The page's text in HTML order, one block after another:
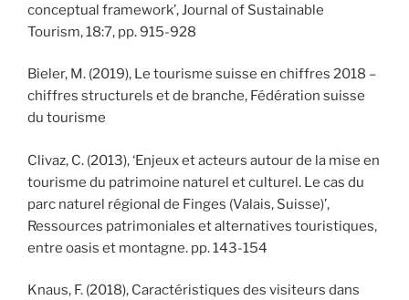
conceptual framework’, Journal of Sustainable
Tourism, 18:7, pp. 915-928
Bieler, M. (2019), Le tourisme suisse en chiffres 2018 –
chiffres structurels et de branche, Fédération suisse
du tourisme
Clivaz, C. (2013), ‘Enjeux et acteurs autour de la mise en
tourisme du patrimoine naturel et culturel. Le cas du
parc naturel régional de Finges (Valais, Suisse)’,
Ressources patrimoniales et alternatives touristiques,
entre oasis et montagne. pp. 143-154
Knaus, F. (2018), Caractéristiques des visiteurs dans